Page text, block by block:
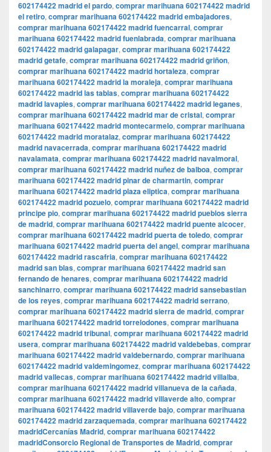
602174422 madrid el pardo, comprar marihuana 602174422 madrid
el retiro, comprar marihuana 602174422 madrid embajadores,
comprar marihuana 602174422 madrid fuencarral, comprar
marihuana 602174422 madrid fuenlabrada, comprar marihuana
602174422 madrid galapagar, comprar marihuana 602174422
madrid getafe, comprar marihuana 602174422 madrid griñon,
comprar marihuana 602174422 madrid hortaleza, comprar
marihuana 602174422 madrid la moraleja, comprar marihuana
602174422 madrid las tablas, comprar marihuana 602174422
madrid lavapies, comprar marihuana 602174422 madrid leganes,
comprar marihuana 602174422 madrid mar de cristal, comprar
marihuana 602174422 madrid montecarmelo, comprar marihuana
602174422 madrid moratalaz, comprar marihuana 602174422
madrid navacerrada, comprar marihuana 602174422 madrid
navalamata, comprar marihuana 602174422 madrid navalmoral,
comprar marihuana 602174422 madrid nuñez de balboa, comprar
marihuana 602174422 madrid pinar de charmartin, comprar
marihuana 602174422 madrid plaza eliptica, comprar marihuana
602174422 madrid pozuelo, comprar marihuana 602174422 madrid
principe pio, comprar marihuana 602174422 madrid pueblos sierra
de madrid, comprar marihuana 602174422 madrid puente alcocer,
comprar marihuana 602174422 madrid puerta de toledo, comprar
marihuana 602174422 madrid puerta del angel, comprar marihuana
602174422 madrid rascafria, comprar marihuana 602174422
madrid san blas, comprar marihuana 602174422 madrid san
fernando de henares, comprar marihuana 602174422 madrid
sanchinarro, comprar marihuana 602174422 madrid sansebastian
de los reyes, comprar marihuana 602174422 madrid serrano,
comprar marihuana 602174422 madrid sierra de madrid, comprar
marihuana 602174422 madrid torrelodones, comprar marihuana
602174422 madrid tribunal, comprar marihuana 602174422 madrid
usera, comprar marihuana 602174422 madrid valdebebas, comprar
marihuana 602174422 madrid valdebernardo, comprar marihuana
602174422 madrid valdemingomez, comprar marihuana 602174422
madrid vallecas, comprar marihuana 602174422 madrid villalba,
comprar marihuana 602174422 madrid villanueva de la cañada,
comprar marihuana 602174422 madrid villaverde alto, comprar
marihuana 602174422 madrid villaverde bajo, comprar marihuana
602174422 madrid zarzaquemada, comprar marihuana 602174422
madridCercanías Madrid, comprar marihuana 602174422
madridConsorcio Regional de Transportes de Madrid, comprar